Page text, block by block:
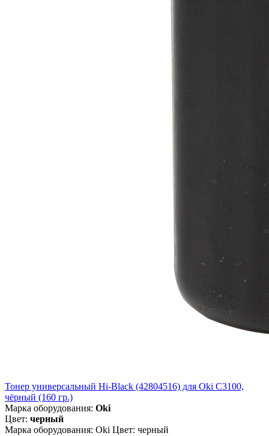
Тонер универсальный Hi-Black (42804516) для Oki С3100,
чёрный (160 гр.)
Марка оборудования: Oki
Цвет: черный
Марка оборудования: Oki Цвет: черный